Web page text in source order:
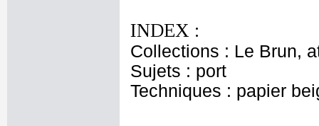
INDEX :
Collections : Le Brun,
Sujets : port
Techniques : papier